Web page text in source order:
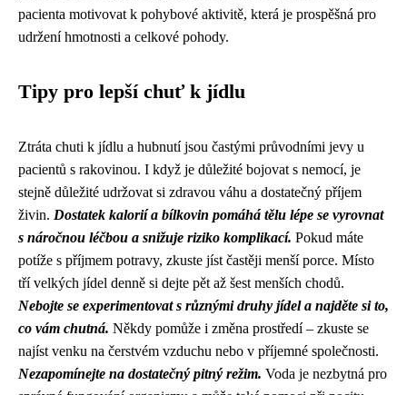
pacienta motivovat k pohybové aktivitě, která je prospěšná pro
udržení hmotnosti a celkové pohody.
Tipy pro lepší chuť k jídlu
Ztráta chuti k jídlu a hubnutí jsou častými průvodními jevy u
pacientů s rakovinou. I když je důležité bojovat s nemocí, je
stejně důležité udržovat si zdravou váhu a dostatečný příjem
živin. Dostatek kalorií a bílkovin pomáhá tělu lépe se vyrovnat
s náročnou léčbou a snižuje riziko komplikací. Pokud máte
potíže s příjmem potravy, zkuste jíst častěji menší porce. Místo
tří velkých jídel denně si dejte pět až šest menších chodů.
Nebojte se experimentovat s různými druhy jídel a najděte si to,
co vám chutná. Někdy pomůže i změna prostředí – zkuste se
najíst venku na čerstvém vzduchu nebo v příjemné společnosti.
Nezapomínejte na dostatečný pitný režim. Voda je nezbytná pro